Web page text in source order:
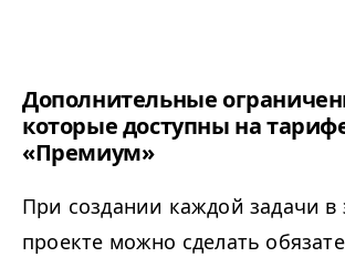
Дополнительные
которые доступны на
«Премиум»
При создании каждой задачи в
проекте можно сделать